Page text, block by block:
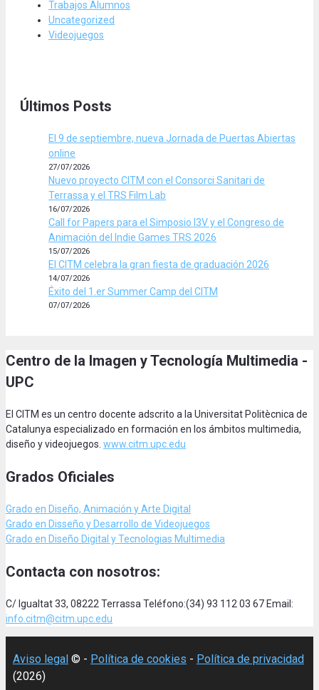
Trabajos Alumnos
Uncategorized
Videojuegos
Últimos Posts
El 9 de septiembre, nueva Jornada de Puertas Abiertas
online
27/07/2026
Nuevo proyecto CITM con el Consorci Sanitari de
Terrassa y el TRS Film Lab
16/07/2026
Call for Papers para el Simposio I3V y el Congreso de
Animación del Indie Games TRS 2026
15/07/2026
El CITM celebra la gran fiesta de graduación 2026
14/07/2026
Éxito del 1.er Summer Camp del CITM
07/07/2026
Centro de la Imagen y Tecnología Multimedia -
UPC
El CITM es un centro docente adscrito a la Universitat Politècnica de
Catalunya especializado en formación en los ámbitos multimedia,
diseño y videojuegos. www.citm.upc.edu
Grados Oficiales
Grado en Diseño, Animación y Arte Digital
Grado en Disseño y Desarrollo de Videojuegos
Grado en Diseño Digital y Tecnologias Multimedia
Contacta con nosotros:
C/ Igualtat 33, 08222 Terrassa Teléfono:(34) 93 112 03 67 Email:
info.citm@citm.upc.edu
Aviso legal © - Política de cookies - Política de privacidad
(2026)